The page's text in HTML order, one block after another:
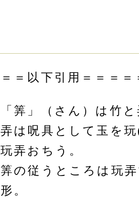
＝＝以下引用＝＝＝
「筭」（さん）は竹
弄は呪具として玉を
玩弄おちう。
筭の従うところは玩
形。